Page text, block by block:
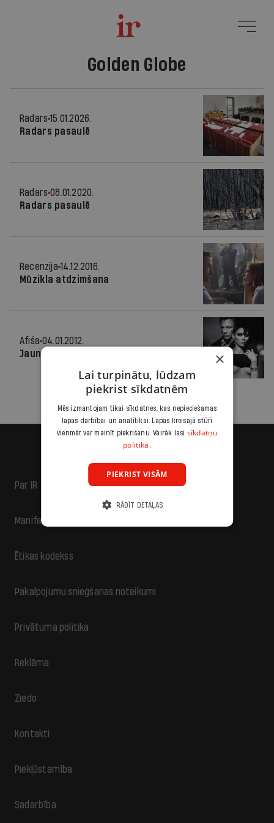
Golden Globe
Radars 15.01.2026.
Radars pasaulē
Radars 08.01.2020.
Radars pasaulē
Recenzija 14.12.2016.
Mūzikla atdzimšana
Afiša 04.01.2012.
Jaunākās filmas
Par IR
Manifests
Ētikas kodekss
Pakalpojumu sniegšanas noteikumi
Privātuma politika
Reklāma
Ziedo
Kontakti
Piekļūstamība
Sadarbība
×
Lai turpinātu, lūdzam
piekrist sīkdatnēm
Mēs izmantojam tikai sīkdatnes, kas nepieciešamas
lapas darbībai un analītikai. Lapas kreisajā stūrī
vienmēr var mainīt piekrišanu. Vairāk lasi sīkdatņu
politikā.
PIEKRIST VISĀM
RĀDĪT DETAĻAS